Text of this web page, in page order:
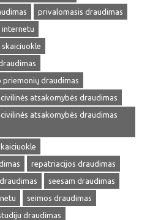
privalomasis draudimas
internetu
draudimas
atsakomybės draudimas
atsakomybės draudimas
repatriacijos draudimas
seesam draudimas
seimos draudimas
draudimas